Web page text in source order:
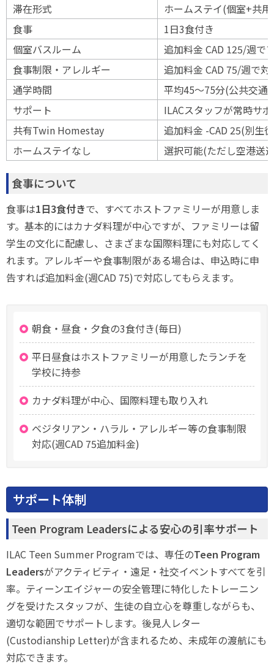
滞在形式
ホームステイ(個室+共
食事
1日3食付き
個室バスルーム
追加料金 CAD 125/週で
食事制限・アレルギー
追加料金 CAD 75/週で対
通学時間
平均45〜75分(公共交通
サポート
ILACスタッフが常時サ
共有Twin Homestay
追加料金 -CAD 25(別生
ホームステイなし
選択可能(ただし空港送
食事について
食事は1日3食付きで、すべてホストファミリーが用意しま
す。基本的にはカナダ料理が中心ですが、ファミリーは留
学生の文化に配慮し、さまざまな国際料理にも対応してく
れます。アレルギーや食事制限がある場合は、申込時に申
告すれば追加料金(週CAD 75)で対応してもらえます。
朝食・昼食・夕食の3食付き(毎日)
平日昼食はホストファミリーが用意したランチを
学校に持参
カナダ料理が中心、国際料理も取り入れ
ベジタリアン・ハラル・アレルギー等の食事制限
対応(週CAD 75追加料金)
サポート体制
Teen Program Leadersによる安心の引率サポート
ILAC Teen Summer Programでは、専任のTeen Program
Leadersがアクティビティ・遠足・社交イベントすべてを引
率。ティーンエイジャーの安全管理に特化したトレーニン
グを受けたスタッフが、生徒の自立心を尊重しながらも、
適切な範囲でサポートします。後見人レター
(Custodianship Letter)が含まれるため、未成年の渡航にも
対応できます。